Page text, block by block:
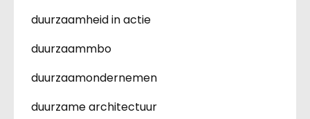
duurzaamheid in actie
duurzaammbo
duurzaamondernemen
duurzame architectuur